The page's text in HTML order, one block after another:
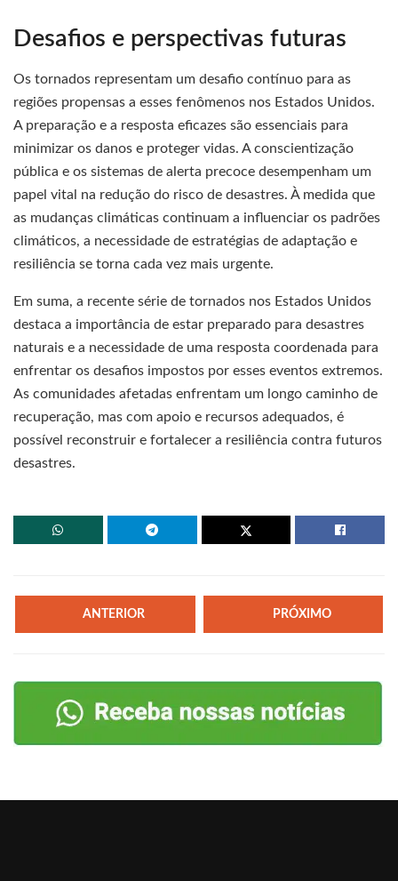
Desafios e perspectivas futuras
Os tornados representam um desafio contínuo para as
regiões propensas a esses fenômenos nos Estados Unidos.
A preparação e a resposta eficazes são essenciais para
minimizar os danos e proteger vidas. A conscientização
pública e os sistemas de alerta precoce desempenham um
papel vital na redução do risco de desastres. À medida que
as mudanças climáticas continuam a influenciar os padrões
climáticos, a necessidade de estratégias de adaptação e
resiliência se torna cada vez mais urgente.
Em suma, a recente série de tornados nos Estados Unidos
destaca a importância de estar preparado para desastres
naturais e a necessidade de uma resposta coordenada para
enfrentar os desafios impostos por esses eventos extremos.
As comunidades afetadas enfrentam um longo caminho de
recuperação, mas com apoio e recursos adequados, é
possível reconstruir e fortalecer a resiliência contra futuros
desastres.
ANTERIOR PRÓXIMO